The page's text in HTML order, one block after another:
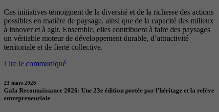
Ces initiatives témoignent de la diversité et de la richesse des actions
possibles en matière de paysage, ainsi que de la capacité des milieux
à innover et à agir. Ensemble, elles contribuent à faire des paysages
un véritable moteur de développement durable, d’attractivité
territoriale et de fierté collective.
Lire le communiqué
23 mars 2026
Gala Reconnaissance 2026: Une 23e édition portée par l’héritage et la relève
entrepreneuriale